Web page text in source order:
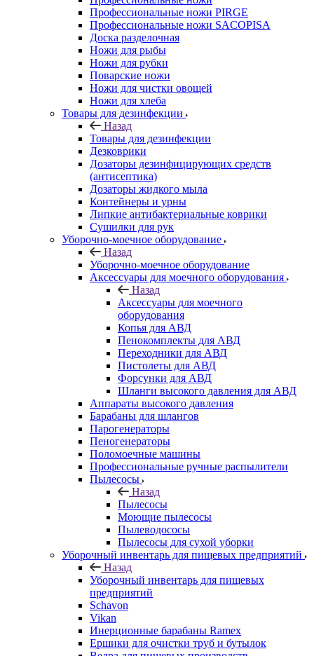
Профессиональные ножи PIRGE
Профессиональные ножи SACOPISA
Доска разделочная
Ножи для рыбы
Ножи для рубки
Поварские ножи
Ножи для чистки овощей
Ножи для хлеба
Товары для дезинфекции
Назад
Товары для дезинфекции
Дезковрики
Дозаторы дезинфицирующих средств
(антисептика)
Дозаторы жидкого мыла
Контейнеры и урны
Липкие антибактериальные коврики
Сушилки для рук
Уборочно-моечное оборудование
Назад
Уборочно-моечное оборудование
Аксессуары для моечного оборудования
Назад
Аксессуары для моечного
оборудования
Копья для АВД
Пенокомплекты для АВД
Переходники для АВД
Пистолеты для АВД
Форсунки для АВД
Шланги высокого давления для АВД
Аппараты высокого давления
Барабаны для шлангов
Парогенераторы
Пеногенераторы
Поломоечные машины
Профессиональные ручные распылители
Пылесосы
Назад
Пылесосы
Моющие пылесосы
Пылеводососы
Пылесосы для сухой уборки
Уборочный инвентарь для пищевых предприятий
Назад
Уборочный инвентарь для пищевых
предприятий
Schavon
Vikan
Инерционные барабаны Ramex
Ершики для очистки труб и бутылок